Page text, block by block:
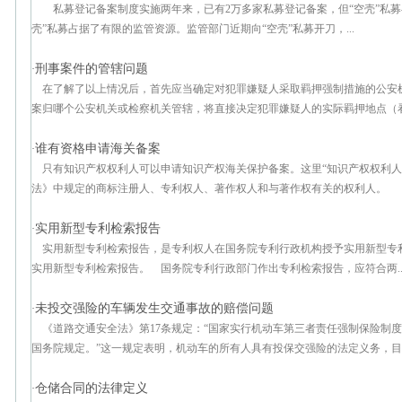
私募登记备案制度实施两年来，已有2万多家私募登记备案，但“空壳”私
壳”私募占据了有限的监管资源。监管部门近期向“空壳”私募开刀，...
·刑事案件的管辖问题
在了解了以上情况后，首先应当确定对犯罪嫌疑人采取羁押强制措施的公
案归哪个公安机关或检察机关管辖，将直接决定犯罪嫌疑人的实际羁押地点（
·谁有资格申请海关备案
只有知识产权权利人可以申请知识产权海关保护备案。这里“知识产权权利
法》中规定的商标注册人、专利权人、著作权人和与著作权有关的权利人
·实用新型专利检索报告
实用新型专利检索报告，是专利权人在国务院专利行政机构授予实用新型
实用新型专利检索报告。 国务院专利行政部门作出专利检索报告，应符合两
·未投交强险的车辆发生交通事故的赔偿问题
《道路交通安全法》第17条规定：“国家实行机动车第三者责任强制保险
国务院规定。”这一规定表明，机动车的所有人具有投保交强险的法定义务，
·仓储合同的法律定义